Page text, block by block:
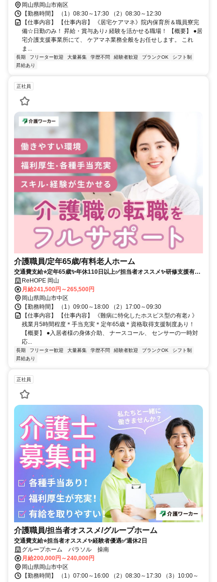
岡山県岡山市南区
【勤務時間】 （1）08:30～17:30 （2）08:30～12:30
【仕事内容】 【仕事内容】 《居宅ケアマネ》院内保育所＆職員寮完
備☆日勤のみ！ 昇給・賞与あり♪ 経験を活かせる職場！ 【概要】 ●居
宅介護支援事業所にて、 ケアマネ業務全般をお任せします。 これ
ま...
長期 フリーター歓迎 大量募集 学歴不問 経験者歓迎 ブランクOK
シフト制
昇給あり
正社員
介護職員/定年65歳/有料老人ホーム
交通費支給⭐️定年65歳✨年休110日以上✅️担当者オススメ✨研修支援有⭕️
経験者優遇✨車通勤ＯＫ
ReHOPE 岡山
月給241,500円～265,500円
岡山県岡山市中区
【勤務時間】 （1）09:00～18:00 （2）17:00～09:30
【仕事内容】 【仕事内容】 《難病に特化したホスピス型の有老♪ 》
残業月5時間程度＊手当充実＊定年65歳＊資格取得支援制度あり！
【概要】 ●入居者様の身体介助、 ナースコール、 センサーの一時対
応...
長期 フリーター歓迎 大量募集 学歴不問 経験者歓迎 ブランクOK
シフト制
昇給あり
正社員
介護職員/担当者オススメ/グループホーム
交通費支給⭐️担当者オススメ✨経験者優遇✅️週休2日
グループホーム パラソル 操南
月給200,000円～240,000円
岡山県岡山市中区
【勤務時間】 （1）07:00～16:00 （2）08:30～17:30 （3）10:00～